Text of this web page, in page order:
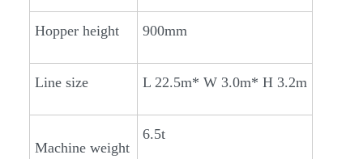
Hopper height 900mm
Line size L 22.5m* W 3.0m* H 3.2m
Machine weight
6.5t